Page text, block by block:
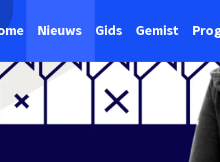
Nieuws Gids Gemist